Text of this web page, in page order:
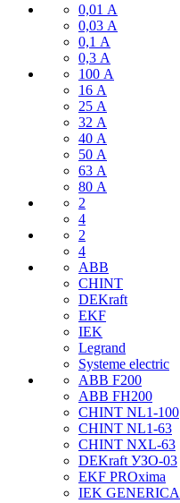
0,01 А
0,03 А
0,1 А
0,3 А
100 А
16 А
25 А
32 А
40 А
50 А
63 А
80 А
2
4
2
4
ABB
CHINT
DEKraft
EKF
IEK
Legrand
Systeme electric
ABB F200
ABB FH200
CHINT NL1-100
CHINT NL1-63
CHINT NXL-63
DEKraft УЗО-03
EKF PROxima
IEK GENERICA